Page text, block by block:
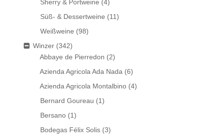
Sherry & Portweine (4)
Süß- & Dessertweine (11)
Weißweine (98)
Winzer (342)
Abbaye de Pierredon (2)
Azienda Agricola Ada Nada (6)
Azienda Agricola Montalbino (4)
Bernard Goureau (1)
Bersano (1)
Bodegas Félix Solis (3)